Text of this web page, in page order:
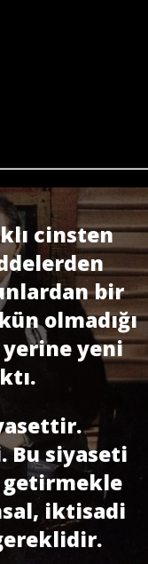
cinsten
bir
olmadığı
yeni
Bu siyaseti
getirmekle
iktisadi